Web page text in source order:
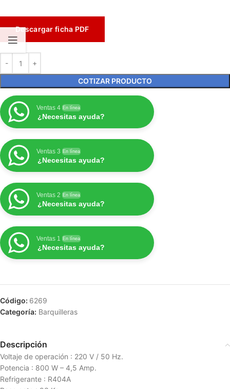
Descargar ficha PDF
COTIZAR PRODUCTO
Ventas 4 En línea
¿Necesitas ayuda?
Ventas 3 En línea
¿Necesitas ayuda?
Ventas 2 En línea
¿Necesitas ayuda?
Ventas 1 En línea
¿Necesitas ayuda?
Código: 6269
Categoría: Barquilleras
Descripción
Voltaje de operación : 220 V / 50 Hz.
Potencia : 800 W – 4,5 Amp.
Refrigerante : R404A